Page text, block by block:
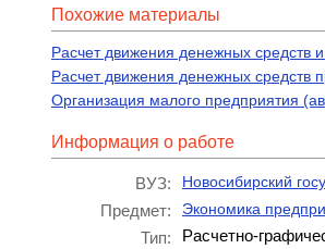
Похожие материалы
Расчет движения денежных средств
Расчет движения денежных средств
Организация малого предприятия
Информация о работе
ВУЗ: Новосибирский
Предмет: Экономика
Тип:
Расчетно-